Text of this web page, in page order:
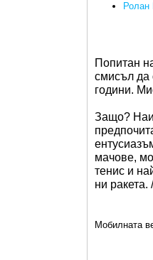
Ролан
Попитан
смисъл да
години.
Защо?
мачове,
тенис и
ни
Мобилната